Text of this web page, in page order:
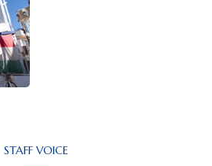
STAFF VOICE